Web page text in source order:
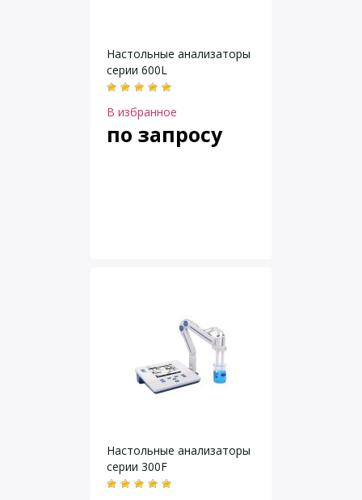
Настольные анализаторы
серии 600L
В избранное
по запросу
Настольные анализаторы
серии 300F